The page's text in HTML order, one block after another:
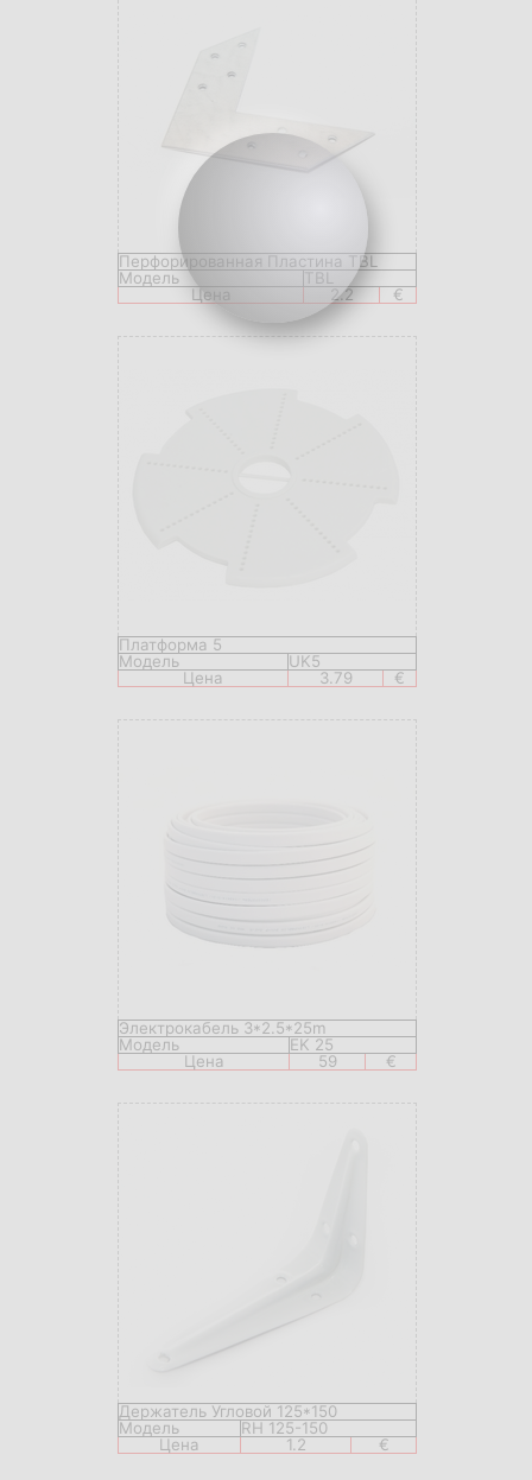
Перфорированная Пластина TBL
Модель
TBL
Цена
2.2 €
Платформа 5
Модель
UK5
Цена
3.79 €
Электрокабель 3*2.5*25m
Модель
EK 25
Цена
59 €
Держатель Угловой 125*150
Модель
RH 125-150
Цена
1.2 €